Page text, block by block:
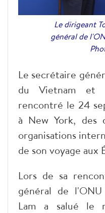
Le dirigeant
général de
Le secrétaire
du Vietnam et
rencontré le 24
à New York, des
organisations
de son voyage aux
Lors de sa
général de
Lam a salué le